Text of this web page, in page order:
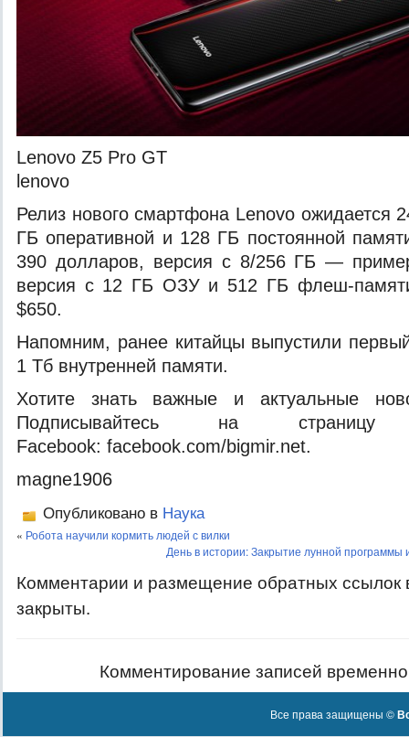
Lenovo Z5 Pro GT
lenovo
Релиз нового смартфона Lenovo ожидается
ГБ оперативной и 128 ГБ постоянной
390 долларов, версия с 8/256 ГБ —
версия с 12 ГБ ОЗУ и 512 ГБ флеш-
$650.
Напомним, ранее китайцы выпустили
1 Тб внутренней памяти.
Хотите знать важные и актуальные
Подписывайтесь на
Facebook: facebook.com/bigmir.net.
magne1906
Опубликовано в Наука
« Робота научили кормить людей с вилки
День в истории: Закрытие лунной программы
Комментарии и размещение обратных ссылок
закрыты.
Комментирование записей
Все права защищены ©